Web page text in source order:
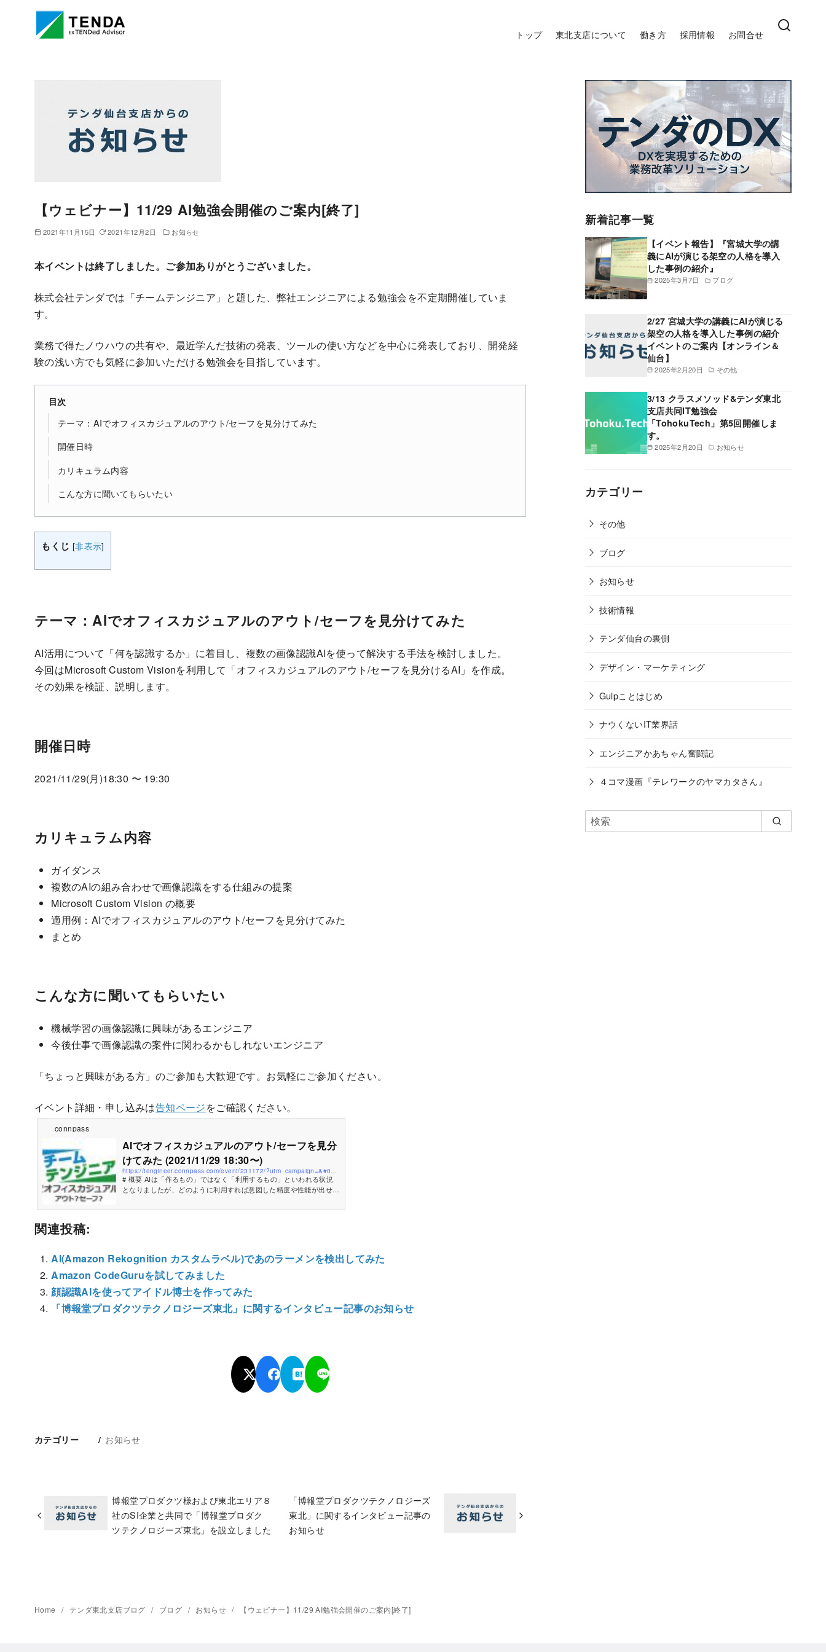
トップ 東北支店について 働き方 採用情報 お問合せ
【ウェビナー】11/29 AI勉強会開催のご案内[終了]
2021年11月15日 2021年12月2日 お知らせ
本イベントは終了しました。ご参加ありがとうございました。
株式会社テンダでは「チームテンジニア」と題した、弊社エンジニアによる勉強会を不定期開催していま
す。
業務で得たノウハウの共有や、最近学んだ技術の発表、ツールの使い方などを中心に発表しており、開発経
験の浅い方でも気軽に参加いただける勉強会を目指しています。
目次
テーマ：AIでオフィスカジュアルのアウト/セーフを見分けてみた
開催日時
カリキュラム内容
こんな方に聞いてもらいたい
もくじ [非表示]
テーマ：AIでオフィスカジュアルのアウト/セーフを見分けてみた
AI活用について「何を認識するか」に着目し、複数の画像認識AIを使って解決する手法を検討しました。
今回はMicrosoft Custom Visionを利用して「オフィスカジュアルのアウト/セーフを見分けるAI」を作成。
その効果を検証、説明します。
開催日時
2021/11/29(月)18:30 〜 19:30
カリキュラム内容
ガイダンス
複数のAIの組み合わせで画像認識をする仕組みの提案
Microsoft Custom Vision の概要
適用例：AIでオフィスカジュアルのアウト/セーフを見分けてみた
まとめ
こんな方に聞いてもらいたい
機械学習の画像認識に興味があるエンジニア
今後仕事で画像認識の案件に関わるかもしれないエンジニア
「ちょっと興味がある方」のご参加も大歓迎です。お気軽にご参加ください。
イベント詳細・申し込みは告知ページをご確認ください。
connpass
AIでオフィスカジュアルのアウト/セーフを見分
けてみた (2021/11/29 18:30〜)
https://tengineer.connpass.com/event/231172/?utm_campaign=&#038;utm_source=notifications&#038;utm_medium=email&#038;utm_content=title_link
# 概要 AIは「作るもの」ではなく「利用するもの」といわれる状況
となりましたが、どのように利用すれば意図した精度や性能が出せる
強会では、画像認識アプリケーションを作るひとつのアイディアとし
をMicrosoft Custom Visionを使って作成し、その効果を説明しま
す。 ...
関連投稿:
AI(Amazon Rekognition カスタムラベル)であのラーメンを検出してみた
Amazon CodeGuruを試してみました
顔認識AIを使ってアイドル博士を作ってみた
「博報堂プロダクツテクノロジーズ東北」に関するインタビュー記事のお知らせ
カテゴリー お知らせ
博報堂プロダクツ様および東北エリア８
社のSI企業と共同で「博報堂プロダク
ツテクノロジーズ東北」を設立しました
「博報堂プロダクツテクノロジーズ
東北」に関するインタビュー記事の
お知らせ
新着記事一覧
2025年3月7日 ブログ
【イベント報告】『宮城大学の講
義にAIが演じる架空の人格を導入
した事例の紹介』
2025年2月20日 その他
2/27 宮城大学の講義にAIが演じる
架空の人格を導入した事例の紹介
イベントのご案内【オンライン＆
仙台】
2025年2月20日 お知らせ
3/13 クラスメソッド&テンダ東北
支店共同IT勉強会
「TohokuTech」第5回開催しま
す。
カテゴリー
その他
ブログ
お知らせ
技術情報
テンダ仙台の裏側
デザイン・マーケティング
Gulpことはじめ
ナウくないIT業界話
エンジニアかあちゃん奮闘記
４コマ漫画『テレワークのヤマカタさん』
Home テンダ東北支店ブログ ブログ お知らせ 【ウェビナー】11/29 AI勉強会開催のご案内[終了]